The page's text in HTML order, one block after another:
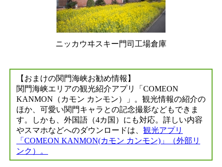
ニッカウヰスキー門司工場倉庫
【おまけの関門海峡お勧め情報】
関門海峡エリアの観光紹介アプリ「COMEON
KANMON（カモン カンモン）」。観光情報の紹介の
ほか、可愛い関門キャラとの記念撮影などもできま
す。しかも、外国語（4カ国）にも対応。詳しい内容
やスマホなどへのダウンロードは、 観光アプリ
「COMEON KANMON(カモン カンモン)」（外部リ
ンク）。